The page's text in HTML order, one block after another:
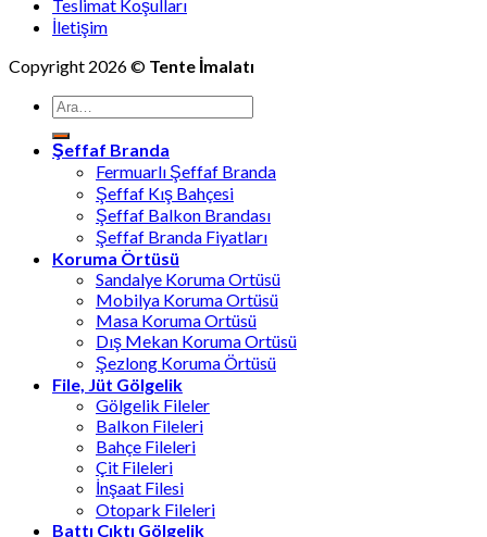
Teslimat Koşulları
İletişim
Copyright 2026 © Tente İmalatı
Ara:
Şeffaf Branda
Fermuarlı Şeffaf Branda
Şeffaf Kış Bahçesi
Şeffaf Balkon Brandası
Şeffaf Branda Fiyatları
Koruma Örtüsü
Sandalye Koruma Ortüsü
Mobilya Koruma Ortüsü
Masa Koruma Ortüsü
Dış Mekan Koruma Ortüsü
Şezlong Koruma Örtüsü
File, Jüt Gölgelik
Gölgelik Fileler
Balkon Fileleri
Bahçe Fileleri
Çit Fileleri
İnşaat Filesi
Otopark Fileleri
Battı Çıktı Gölgelik